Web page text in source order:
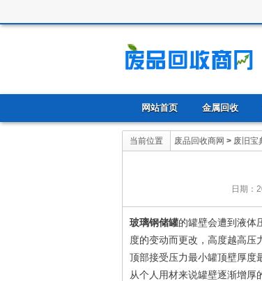
网站首页 金属回收
当前位置 废品回收商网 > 废旧宝
日期：
玻璃钢储罐的罐壁会遭到液体
度的变动而更改，高度越高
顶部接受压力最小罐顶壁厚度
从个人用材来说罐壁逐渐增